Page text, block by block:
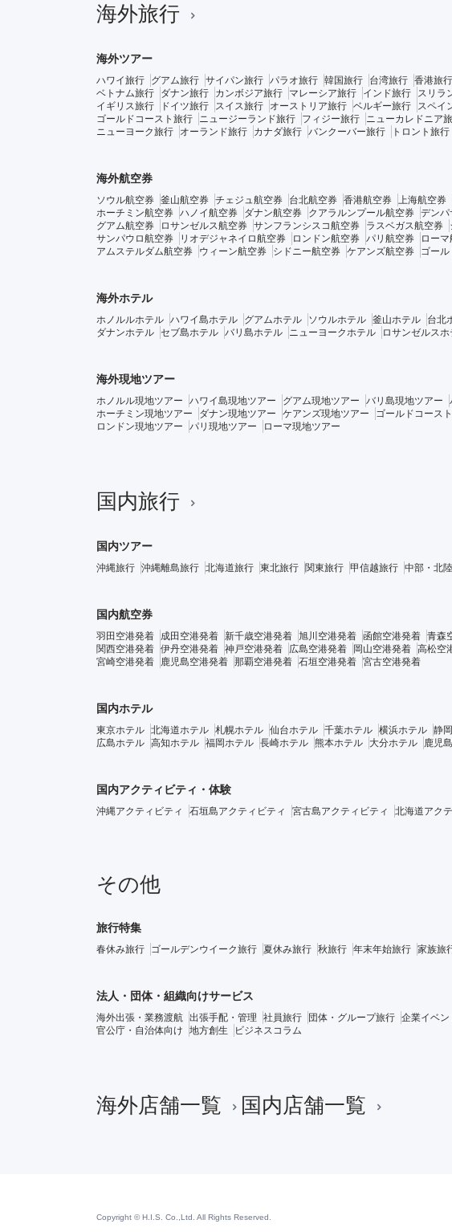
海外旅行
海外ツアー
ハワイ旅行 グアム旅行 サイパン旅行 パラオ旅行 韓国旅行 台湾旅行 香港旅行
ベトナム旅行
ダナン旅行 カンボジア旅行 マレーシア旅行 インド旅行 スリラ
イギリス旅行
ドイツ旅行 スイス旅行 オーストリア旅行 ベルギー旅行 スペイ
ゴールドコースト旅行
ニュージーランド旅行 フィジー旅行 ニューカレドニア
ニューヨーク旅行
オーランド旅行 カナダ旅行 バンクーバー旅行 トロント旅行
海外航空券
ソウル航空券 釜山航空券 チェジュ航空券 台北航空券 香港航空券 上海航空券
ホーチミン航空券 ハノイ航空券 ダナン航空券 クアラルンプール航空券 デンパ
グアム航空券
ロサンゼルス航空券 サンフランシスコ航空券 ラスベガス航空券
サンパウロ航空券
リオデジャネイロ航空券 ロンドン航空券 パリ航空券 ロー
アムステルダム航空券
ウィーン航空券 シドニー航空券 ケアンズ航空券 ゴー
海外ホテル
ホノルルホテル ハワイ島ホテル グアムホテル ソウルホテル 釜山ホテル 台北
ダナンホテル セブ島ホテル バリ島ホテル ニューヨークホテル ロサンゼルスホ
海外現地ツアー
ホノルル現地ツアー ハワイ島現地ツアー グアム現地ツアー バリ島現地ツアー
ホーチミン現地ツアー
ダナン現地ツアー ケアンズ現地ツアー ゴールドコース
ロンドン現地ツアー
パリ現地ツアー ローマ現地ツアー
国内旅行
国内ツアー
沖縄旅行 沖縄離島旅行 北海道旅行 東北旅行 関東旅行 甲信越旅行 中部・北
国内航空券
羽田空港発着 成田空港発着 新千歳空港発着 旭川空港発着 函館空港発着 青森
関西空港発着 伊丹空港発着 神戸空港発着 広島空港発着 岡山空港発着 高松空
宮崎空港発着
鹿児島空港発着 那覇空港発着 石垣空港発着 宮古空港発着
国内ホテル
東京ホテル 北海道ホテル 札幌ホテル 仙台ホテル 千葉ホテル 横浜ホテル 静
広島ホテル 高知ホテル 福岡ホテル 長崎ホテル 熊本ホテル 大分ホテル 鹿児
国内アクティビティ・体験
沖縄アクティビティ 石垣島アクティビティ 宮古島アクティビティ 北海道アク
その他
旅行特集
春休み旅行 ゴールデンウイーク旅行 夏休み旅行 秋旅行 年末年始旅行 家族旅
法人・団体・組織向けサービス
海外出張・業務渡航 出張手配・管理 社員旅行 団体・グループ旅行 企業イベン
官公庁・自治体向け
地方創生 ビジネスコラム
海外店舗一覧 国内店舗一覧
Copyright © H.I.S. Co.,Ltd. All Rights Reserved.